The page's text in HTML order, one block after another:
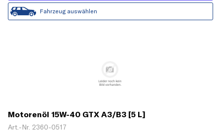
Fahrzeug auswählen
Motorenöl 15W-40 GTX A3/B3 [5 L]
Art.-Nr. 2360-0517